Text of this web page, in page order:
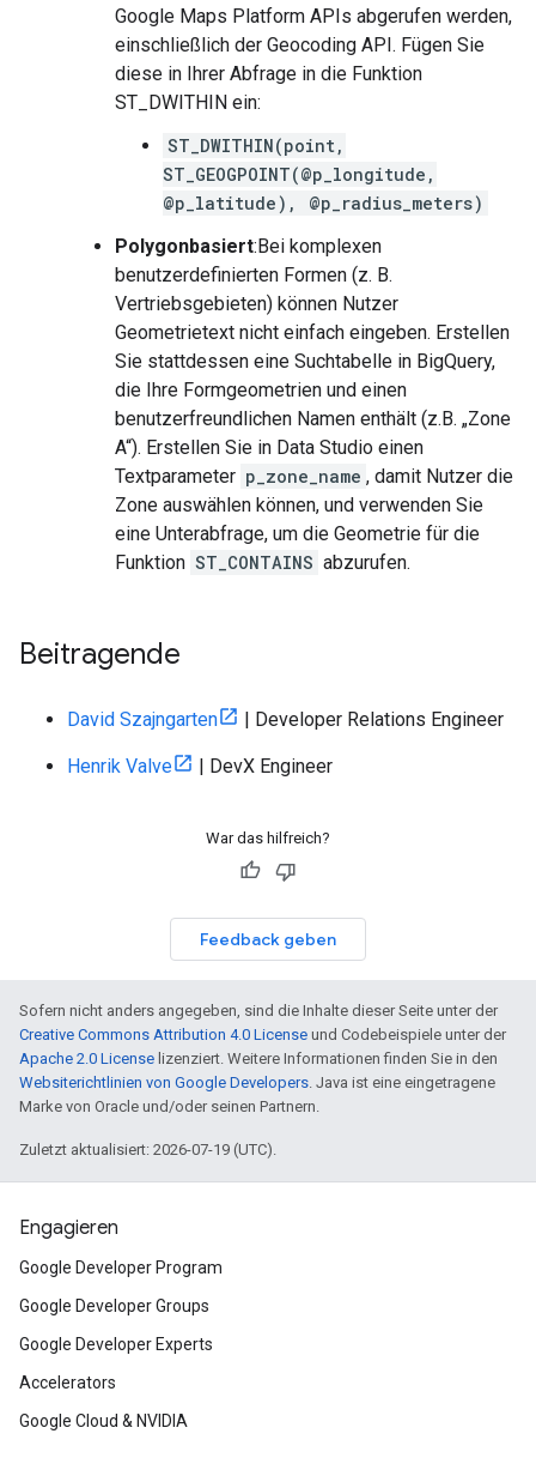
Google Maps Platform APIs abgerufen werden,
einschließlich der Geocoding API. Fügen Sie
diese in Ihrer Abfrage in die Funktion
ST_DWITHIN ein:
ST_DWITHIN(point,
ST_GEOGPOINT(@p_longitude,
@p_latitude), @p_radius_meters)
Polygonbasiert:Bei komplexen
benutzerdefinierten Formen (z. B.
Vertriebsgebieten) können Nutzer
Geometrietext nicht einfach eingeben. Erstellen
Sie stattdessen eine Suchtabelle in BigQuery,
die Ihre Formgeometrien und einen
benutzerfreundlichen Namen enthält (z.B. „Zone
A“). Erstellen Sie in Data Studio einen
Textparameter p_zone_name , damit Nutzer die
Zone auswählen können, und verwenden Sie
eine Unterabfrage, um die Geometrie für die
Funktion ST_CONTAINS abzurufen.
Beitragende
David Szajngarten | Developer Relations Engineer
Henrik Valve | DevX Engineer
War das hilfreich?
Feedback geben
Sofern nicht anders angegeben, sind die Inhalte dieser Seite unter der
Creative Commons Attribution 4.0 License und Codebeispiele unter der
Apache 2.0 License lizenziert. Weitere Informationen finden Sie in den
Websiterichtlinien von Google Developers . Java ist eine eingetragene
Marke von Oracle und/oder seinen Partnern.
Zuletzt aktualisiert: 2026-07-19 (UTC).
Engagieren
Google Developer Program
Google Developer Groups
Google Developer Experts
Accelerators
Google Cloud & NVIDIA